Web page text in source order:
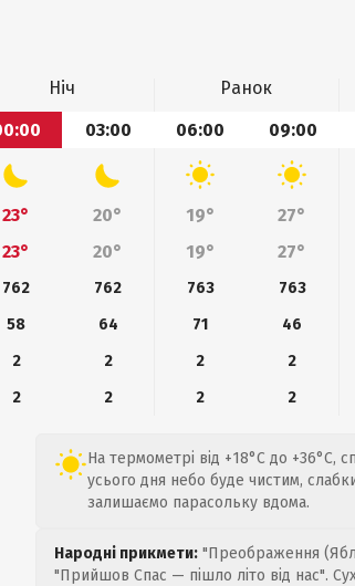
Ніч Ранок
03:00 06:00 09:00
23° 20° 19° 27°
23°
20° 19° 27°
762 762 763 763
58
64 71 46
2
2 2 2
2
2 2 2
На термометрі від +18°C до +36°C,
усього дня небо буде чистим,
залишаємо парасольку вдома.
Народні прикмети: "Преображення
"Прийшов Спас — пішло літо від нас".